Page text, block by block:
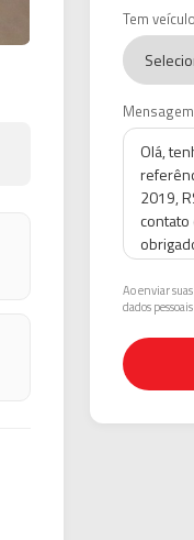
Tem
Ao enviar
dados